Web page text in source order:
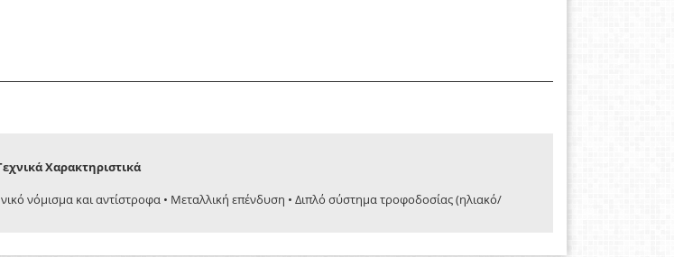
Χαρακτηριστικά
νόμισμα και αντίστροφα • Μεταλλική επένδυση • Διπλό σύστημα τροφοδοσίας (ηλιακό/